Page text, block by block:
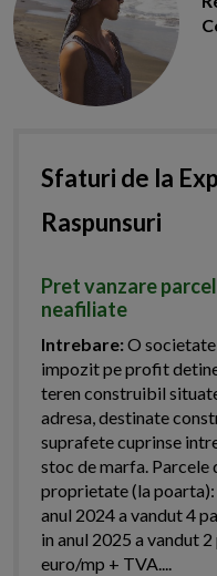
Sfaturi de la
Raspunsuri
Pret vanzare
neafiliate
Intrebare:O
impozit pe profit
teren construibil
adresa, destinate
suprafete cuprinse
stoc de marfa.
proprietate (la
anul 2024 a vandut 4
in anul 2025 a vandut
euro/mp + TVA....